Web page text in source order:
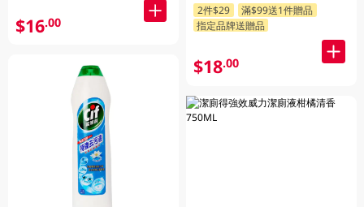
$16.00
2件$29
滿$99送1件贈品
指定品牌送贈品
$18.00